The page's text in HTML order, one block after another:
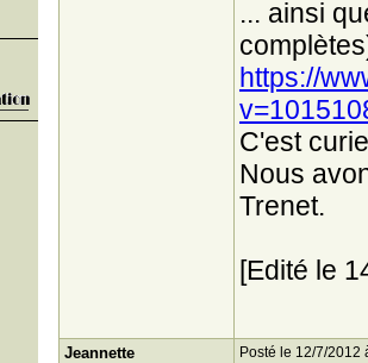
... ainsi
https://
C'est
Nous
Trenet.
[Edité le
Jeannette Posté le 12/7/2012